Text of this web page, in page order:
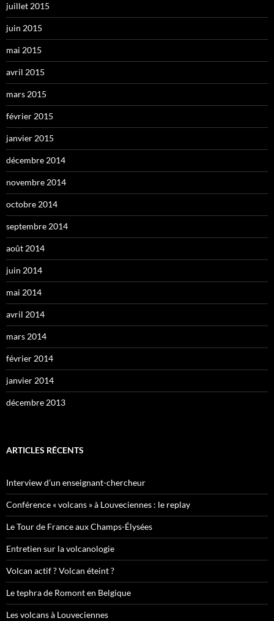
juillet 2015
juin 2015
mai 2015
avril 2015
mars 2015
février 2015
janvier 2015
décembre 2014
novembre 2014
octobre 2014
septembre 2014
août 2014
juin 2014
mai 2014
avril 2014
mars 2014
février 2014
janvier 2014
décembre 2013
ARTICLES RÉCENTS
Interview d’un enseignant-chercheur
Conférence « volcans » à Louveciennes : le replay
Le Tour de France aux Champs-Élysées
Entretien sur la volcanologie
Volcan actif ? Volcan éteint ?
Le tephra de Romont en Belgique
Les volcans à Louveciennes